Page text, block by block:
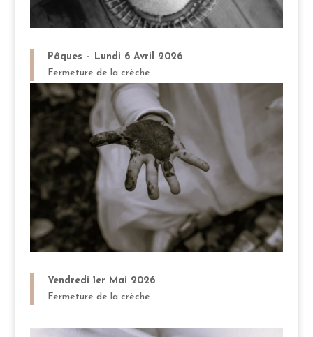
Pâques – Lundi 6 Avril 2026
Fermeture de la crèche
Vendredi 1er Mai 2026
Fermeture de la crèche